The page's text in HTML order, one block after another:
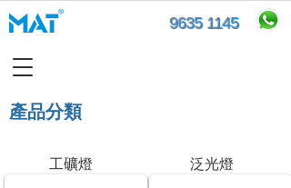
9635 1145
產品分類​
工礦燈 泛光燈